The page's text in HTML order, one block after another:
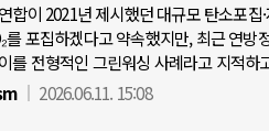
합이 2021년 제시했던 대규모 탄소포
를 포집하겠다고 약속했지만, 최근 연
를 전형적인 그린워싱 사례라고 지적하
2026.06.11. 15:08